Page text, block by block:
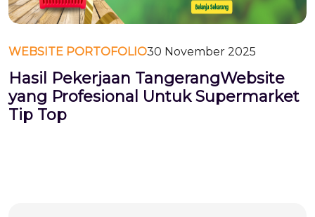
WEBSITE PORTOFOLIO30 November 2025
Hasil Pekerjaan TangerangWebsite
yang Profesional Untuk Supermarket
Tip Top